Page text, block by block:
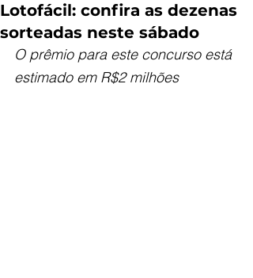
Lotofácil: confira as dezenas
sorteadas neste sábado
O prêmio para este concurso está
estimado em R$2 milhões